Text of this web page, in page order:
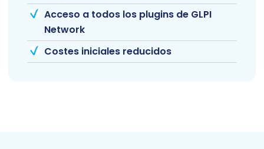
Acceso a todos los plugins de GLPI
Network
Costes iniciales reducidos